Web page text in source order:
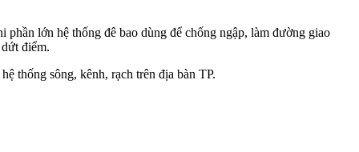
lớn hệ thống đê bao dùng để chống ngập, làm đường giao
điểm.
thống sông, kênh, rạch trên địa bàn TP.